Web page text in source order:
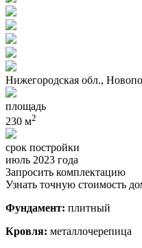
Нижегородская обл.,
площадь
230 м2
срок постройки
июль 2023 года
Запросить комплектацию
Узнать точную стоимость
Фундамент: плитный
Кровля: металлочерепица